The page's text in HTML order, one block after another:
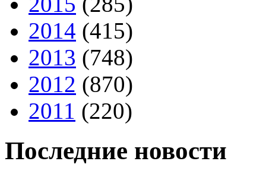
2014 (415)
2013 (748)
2012 (870)
2011 (220)
Последние новости